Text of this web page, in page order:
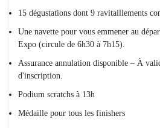
15 dégustations dont 9 ravitaillements
Une navette pour vous emmener au
Expo (circule de 6h30 à 7h15).
Assurance annulation disponible – À
d'inscription.
Podium scratchs à 13h
Médaille pour tous les finishers